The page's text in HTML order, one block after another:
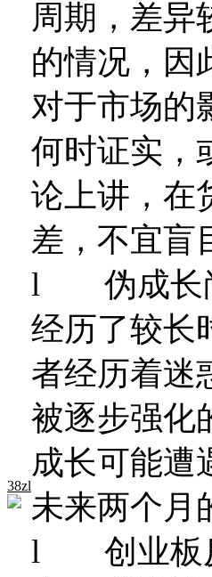
38zl
周期，差异
的情况，因
对于市场的
何时证实，
论上讲，在
差，不宜盲
l 伪成长尚
经历了较长
者经历着
被逐步强化
成长可能遭
未来两个月
l 创业板反